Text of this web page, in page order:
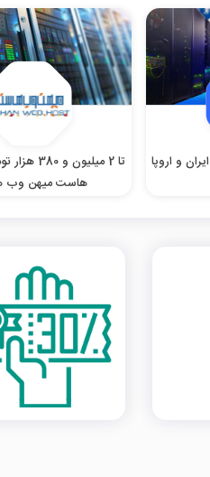
ایران و اروپا
تا 2 میلیون
هاست میهن وب